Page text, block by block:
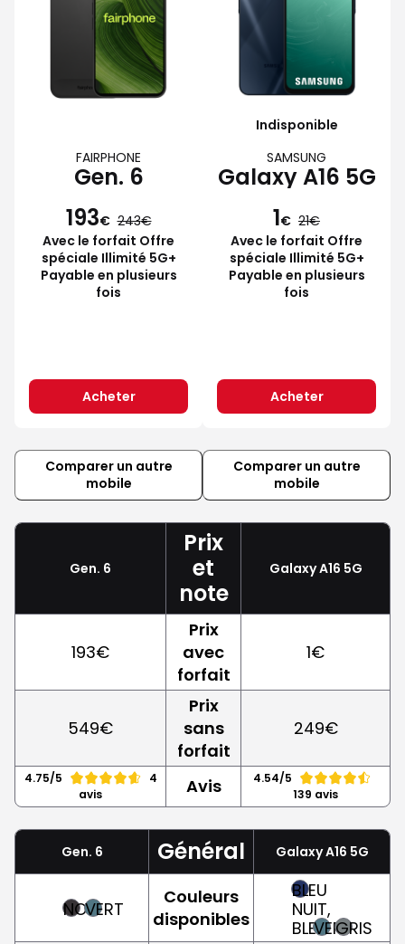
FAIRPHONE
Gen. 6
193€ 243
Avec le forfait Offre
spéciale Illimité 5G+
Payable en plusieurs
fois
Acheter
Indisponible
SAMSUNG
Galaxy A16 5G
1€ 21
Avec le forfait Offre
spéciale Illimité 5G+
Payable en plusieurs
fois
Acheter
Comparer un autre
mobile
Comparer un autre
mobile
Gen. 6
Prix
et
note
Galaxy A16 5G
193€
Prix
avec
forfait
1€
549€
Prix
sans
forfait
249€
4.75/5
4
avis
Avis
4.54/5
139 avis
Gen. 6 Général Galaxy A16 5G
NOIRVERT
Couleurs
disponibles
BLEU
NUIT,
BLEUVERTGRIS